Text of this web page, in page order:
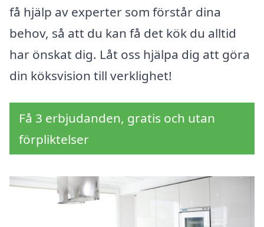
få hjälp av experter som förstår dina
behov, så att du kan få det kök du alltid
har önskat dig. Låt oss hjälpa dig att göra
din köksvision till verklighet!
Få 3 erbjudanden, gratis och utan
förpliktelser